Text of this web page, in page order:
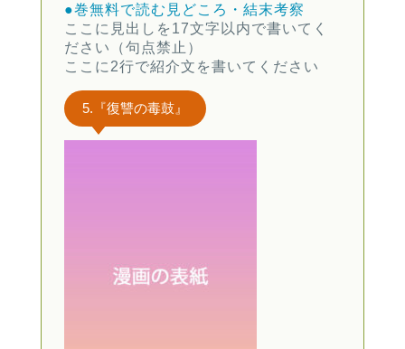
●巻無料で読む 見どころ・結末考察
ここに見出しを17文字以内で書いてく
ださい（句点禁止）
ここに2行で紹介文を書いてください
5.『復讐の毒鼓』